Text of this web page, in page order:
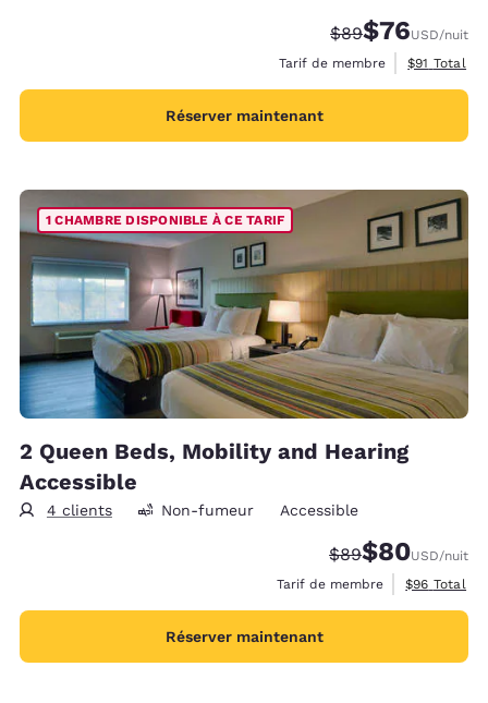
Tarif barré :
$89Tarif réduit :
$76USD/nuit
Tarif de membre
Afficher les
$91 Total
Réserver maintenant
1 CHAMBRE DISPONIBLE À CE TARIF
2 Queen Beds, Mobility and Hearing
Accessible
4 clients Non-fumeur Accessible
Tarif barré :
$89Tarif réduit :
$80USD/nuit
Tarif de membre
Afficher les
$96 Total
Réserver maintenant